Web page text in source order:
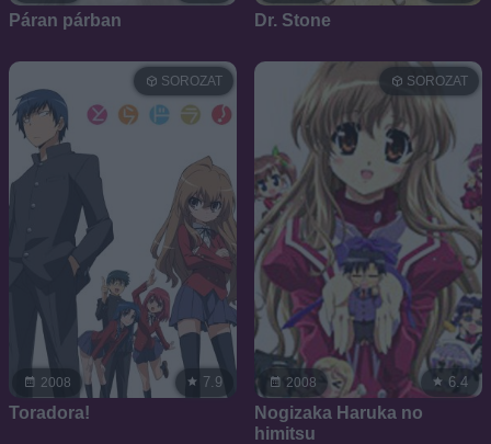
Páran párban Dr. Stone
2008
SOROZAT
7.9
Toradora!
2008
SOROZAT
6.4
Nogizaka Haruka no
himitsu